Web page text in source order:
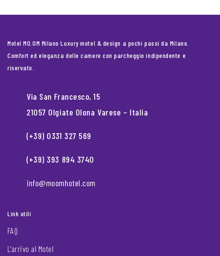
Motel MO.OM Milano Luxury motel & design a pochi passi da Milano.
Comfort ed eleganza delle camere con parcheggio indipendente e
riservato.
Via San Francesco, 15
21057 Olgiate Olona Varese – Italia
(+39) 0331 327 569
(+39) 393 894 3740
info@moomhotel.com
Link utili
FAQ
L’arrivo al Motel